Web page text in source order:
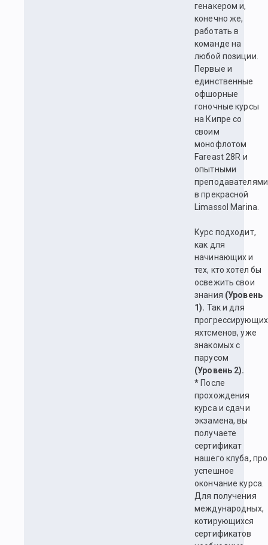
генакером и,
конечно же,
работать в
команде на
любой позиции.
Первые и
единственные
офшорные
гоночные курсы
на Кипре со
своим
монофлотом
Fareast 28R и
опытными
преподавателями
в прекрасной
Limassol Marina.
Курс подходит,
как для
начинающих и
тех, кто хотел бы
освежить свои
знания (Уровень
1). Так и для
прогрессирующих
яхтсменов, уже
знакомых с
парусом
(Уровень 2).
* После
прохождения
курса и сдачи
экзамена, вы
получаете
сертификат
нашего клуба, про
успешное
окончание курса.
Для получения
международных,
котирующихся
сертификатов